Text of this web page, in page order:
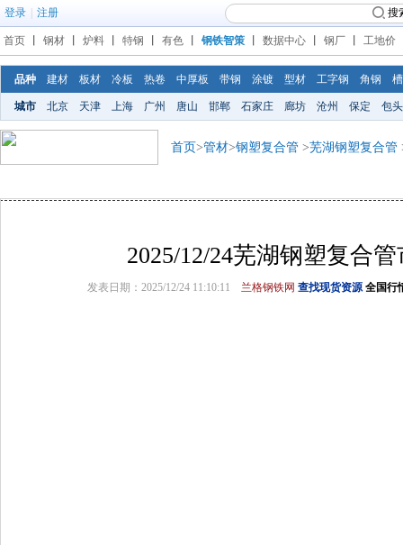
登录 注册 搜
首页 钢材 炉料 特钢 有色 钢铁智策 数据中心 钢厂 工地价
品种 建材 板材 冷板 热卷 中厚板 带钢 涂镀 型材 工字钢 角钢
城市 北京 天津 上海 广州 唐山 邯郸 石家庄 廊坊 沧州 保定 包头
首页>管材>钢塑复合管 >芜湖钢塑复合管
2025/12/24芜湖钢塑复合
发表日期：2025/12/24 11:10:11 兰格钢铁网 查找现货资源 全国行